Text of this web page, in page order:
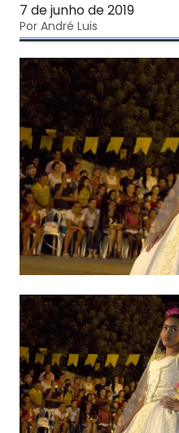
7 de junho de 2019
Por André Luis